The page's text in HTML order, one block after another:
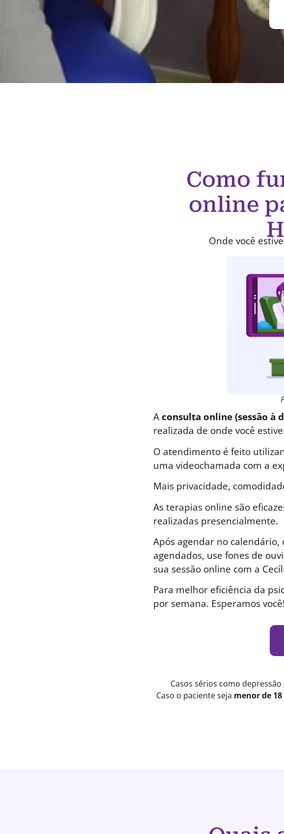
Como
online
Onde você
Aconsulta online (sessão à
realizada de onde você
O atendimento é feito
uma videochamada com a
Mais privacidade,
As terapias online são
realizadas presencialmente.
Após agendar no
agendados, use fones de
sua sessão online com a
Para melhor eficiência da
por semana. Esperamos você!
Casos sérios como
Caso o paciente seja menor de